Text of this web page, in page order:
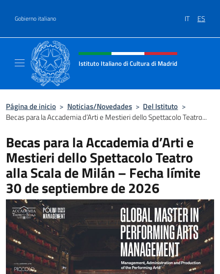
Gobierno italiano IT ES
Encabezado del sitio web,
Istituto Italiano di Cultura di Madrid
Página de inicio > Noticias/Novedades > Del Istituto >
Becas para la Accademia d’Arti e Mestieri dello Spettacolo Teatro...
Becas para la Accademia d’Arti e
Mestieri dello Spettacolo Teatro
alla Scala de Milán – Fecha límite
30 de septiembre de 2026